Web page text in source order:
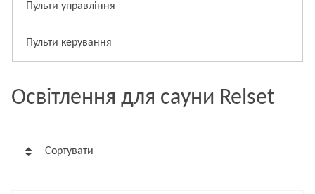
Пульти управління
Пульти керування
Освітлення для сауни Relset
Сортувати